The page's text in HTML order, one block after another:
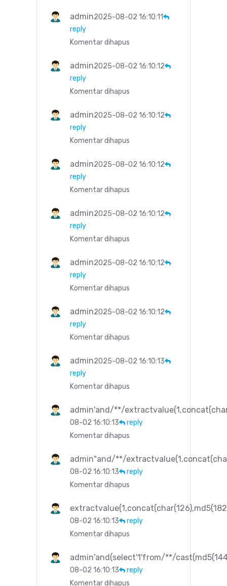
admin2025-08-02 16:10:11
reply
Komentar dihapus
admin2025-08-02 16:10:12
reply
Komentar dihapus
admin2025-08-02 16:10:12
reply
Komentar dihapus
admin2025-08-02 16:10:12
reply
Komentar dihapus
admin2025-08-02 16:10:12
reply
Komentar dihapus
admin2025-08-02 16:10:12
reply
Komentar dihapus
admin2025-08-02 16:10:12
reply
Komentar dihapus
admin2025-08-02 16:10:13
reply
Komentar dihapus
admin'and/**/
08-02 16:10:13
reply
Komentar dihapus
admin"and/**/
08-02 16:10:13
reply
Komentar dihapus
08-02 16:10:13
reply
Komentar dihapus
admin'and(select'1'from/**/
08-02 16:10:13
reply
Komentar dihapus